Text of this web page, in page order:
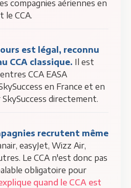
compagnies aériennes en
le CCA.
est légal, reconnu
CCA classique. Il est
CCA EASA
en France et en
SkySuccess directement.
recrutent même
easyJet, Wizz Air,
Le CCA n'est donc pas
obligatoire pour
quand le CCA est